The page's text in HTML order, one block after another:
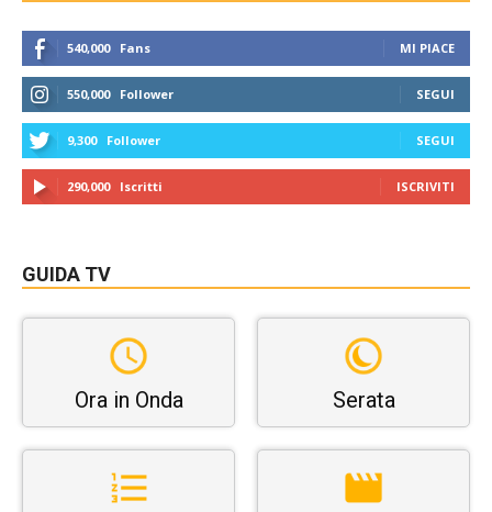
540,000 Fans MI PIACE
550,000 Follower SEGUI
9,300 Follower SEGUI
290,000 Iscritti ISCRIVITI
GUIDA TV
Ora in Onda Serata